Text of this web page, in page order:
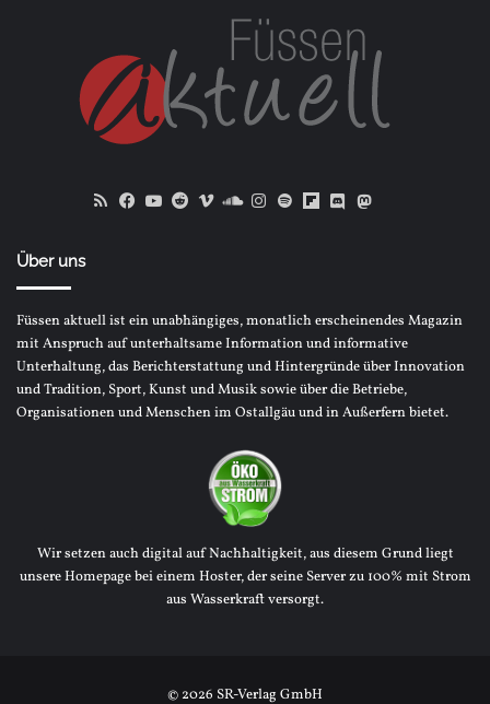
RSS Facebook
YouTube
RedditVimeoSoundCloud
Instagram
SpotifyFlipboard
Discord
Über uns
Füssen aktuell ist ein unabhängiges, monatlich erscheinendes Magazin
mit Anspruch auf unterhaltsame Information und informative
Unterhaltung, das Berichterstattung und Hintergründe über Innovation
und Tradition, Sport, Kunst und Musik sowie über die Betriebe,
Organisationen und Menschen im Ostallgäu und in Außerfern bietet.
Wir setzen auch digital auf Nachhaltigkeit, aus diesem Grund liegt
unsere Homepage bei einem Hoster, der seine Server zu 100% mit Strom
aus Wasserkraft versorgt.
© 2026 SR-Verlag GmbH